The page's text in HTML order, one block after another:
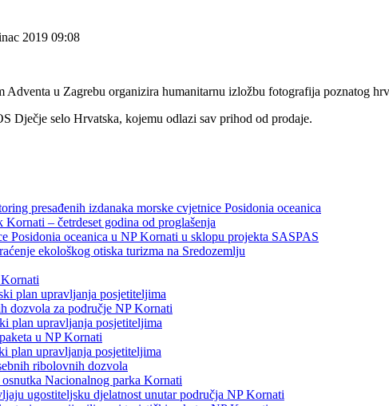
2019 09:08
Adventa u Zagrebu organizira humanitarnu izložbu fotografija poznatog
Dječje selo Hrvatska, kojemu odlazi sav prihod od prodaje.
presađenih izdanaka morske cvjetnice Posidonia oceanica
– četrdeset godina od proglašenja
Posidonia oceanica u NP Kornati u sklopu projekta SASPAS
ekološkog otiska turizma na Sredozemlju
plan upravljanja posjetiteljima
dozvola za područje NP Kornati
plan upravljanja posjetiteljima
u NP Kornati
plan upravljanja posjetiteljima
ribolovnih dozvola
Nacionalnog parka Kornati
ugostiteljsku djelatnost unutar područja NP Kornati